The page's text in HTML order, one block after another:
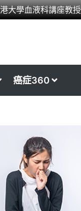
大學血液科講座教
癌症360